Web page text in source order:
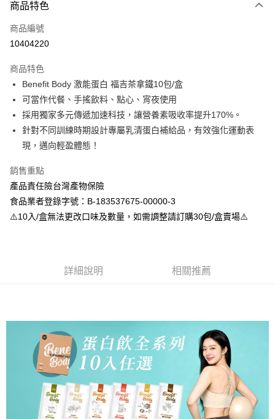
信用卡一次付款
超商取貨付款
Apple Pay
街口支付
悠遊付
全盈+PAY
大哥付你分期
相關說明
【大哥付你分期使用說明】
1.本服務由台灣大哥大提供，台灣大哥大用戶可立即使用無須另外申請。
2.付款方式選擇「大哥付你分期」，訂單成立後會自動跳轉到大哥付的交易
4.訂單成立30分鐘內，如未前往確認交易或遇審核未通過，訂單將自動取
消。如遇「轉專審核」未通過狀況，表示未達大哥付你分期系統評分，恕無
醒簡訊。
2.透過簡訊連結打開帳單後，可選擇「超商條碼／台灣大直營門市／銀行轉
帳／街口支付／iPASS MONEY」等通路繳費。
【注意事項】
1.本服務係由「台灣大哥大股份有限公司」（以下簡稱本公司）所提供，讓
用戶於交易時，得透過本服務購買商品或服務，並由商店將買賣／分期付款
買賣價金債權讓與本公司後，依約使用本公司帳單繳交帳款。
2.基於同意付款使用「大哥付你分期」之契約關係目的，商店將以您的個人
１．簡單：不需註冊會員、不需綁卡、不需儲值。
結帳頁面，進行簡訊認證並確認金額後，即可完成結帳。
２．訂單成立數日內，您將收到繳費通知簡訊。
３．收到繳費通知簡訊後14天內，點擊此簡訊中的連結，可透過四大超商／
ATM／網路銀行／等多元方式進行付款，方視為交易完成。
※ 請注意：結帳手續完成當下不需立刻繳費，但若您需要取消訂單，請聯絡
購買商品的店家。未經商家同意取消之訂單仍視為有效，需透過AFTEE先享
後付繳納相關費用。
※ 交易是否成功請以「AFTEE先享後付 」之結帳頁面顯示為準，若有關於
7-11取貨付款
每筆NT$100，滿NT$599(含以上)免運費
7-11取貨(快速到店)
每筆NT$100，滿NT$599(含以上)免運費
商品特色
商品編號
10404220
商品特色
Benefit Body 激能蛋白 福吉茶拿鐵10包/盒
可當作代餐、手搖飲料、點心、宵夜使用
採用獨家多元傳遞加速科技，讓營養素吸收率提升170%。
針對不同訓練時期設計專屬乳清蛋白補給品，有效強化運動表
現，邁向輕盈體態！
銷售重點
產品責任險台灣產物保險
食品業者登錄字號：B-183537675-00000-3
⚠️10入/盒無法更改口味及數量，如需調整請訂購30包/盒賣場⚠️
詳細說明 相關推薦